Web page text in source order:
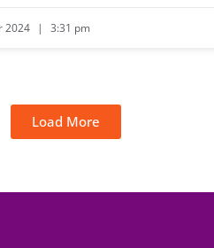
2024 3:31 pm
Load More